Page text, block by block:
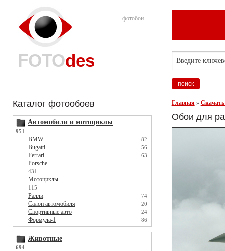
фотобои
FOTOdes
Каталог фотообоев
Автомобили и мотоциклы
951
BMW 82
Bugatti 56
Ferrari 63
Porsche
431
Мотоциклы
115
Ралли 74
Салон автомобиля 20
Спортивные авто 24
Формула-1 86
Животные
694
Главная »
Обои для